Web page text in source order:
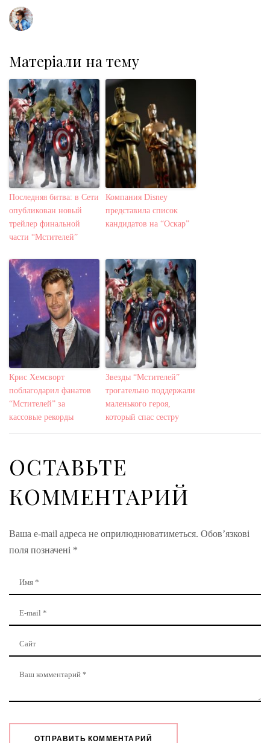
Матеріали на тему
Последняя битва: в Сети
опубликован новый
трейлер финальной
части “Мстителей”
Компания Disney
представила список
кандидатов на “Оскар”
Крис Хемсворт
поблагодарил фанатов
“Мстителей” за
кассовые рекорды
Звезды “Мстителей”
трогательно поддержали
маленького героя,
который спас сестру
ОСТАВЬТЕ
КОММЕНТАРИЙ
Ваша e-mail адреса не оприлюднюватиметься. Обов’язкові
поля позначені *